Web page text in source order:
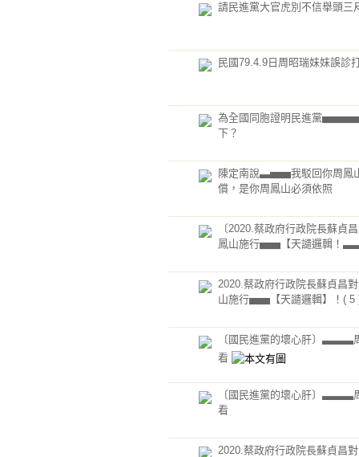
請民進黨大官虎別不信舉頭三
民國79.4.9日周昭瑞妹妹誤診
為全國同胞證明民進黨
下？
陳定南說▃▅▅我駁回你周鳳
償，是你周鳳山必須依照
〔2020.蔡政府行政院長蘇貞
鳳山施行▅▅【天譴邏輯！
2020.蔡政府行政院長蘇貞昌
山施行▅▅【天譴邏輯】！( 5
〔國民進黨的壞心肝〕▃▃▃
看
〔國民進黨的壞心肝〕▃▃▃
看
2020.蔡政府行政院長蘇貞昌